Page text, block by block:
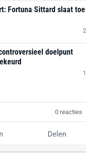
Fortuna Sittard slaat toe
2
doelpunt
1
0 reacties
Delen